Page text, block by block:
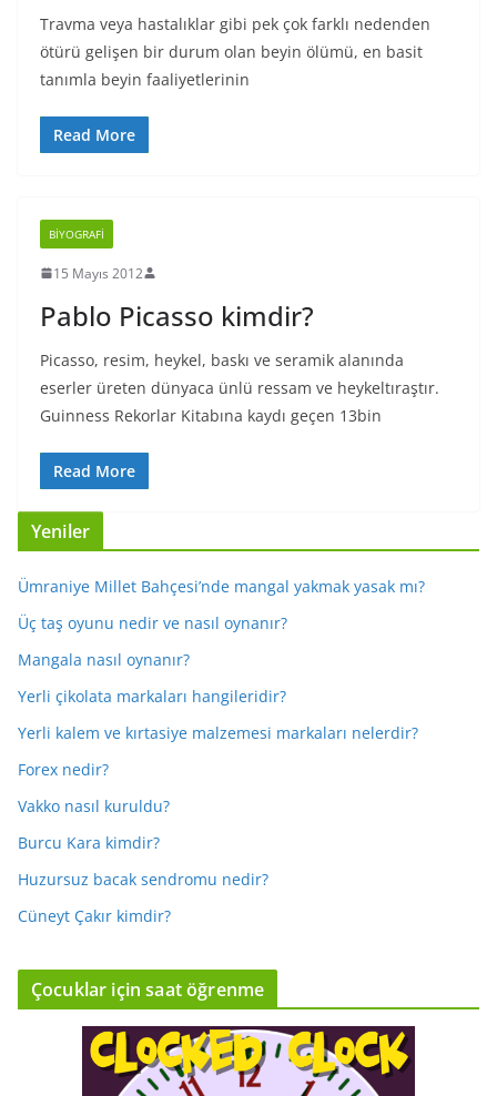
Travma veya hastalıklar gibi pek çok farklı nedenden
ötürü gelişen bir durum olan beyin ölümü, en basit
tanımla beyin faaliyetlerinin
Read More
BIYOGRAFI
15 Mayıs 2012
Pablo Picasso kimdir?
Picasso, resim, heykel, baskı ve seramik alanında
eserler üreten dünyaca ünlü ressam ve heykeltıraştır.
Guinness Rekorlar Kitabına kaydı geçen 13bin
Read More
Yeniler
Ümraniye Millet Bahçesi’nde mangal yakmak yasak mı?
Üç taş oyunu nedir ve nasıl oynanır?
Mangala nasıl oynanır?
Yerli çikolata markaları hangileridir?
Yerli kalem ve kırtasiye malzemesi markaları nelerdir?
Forex nedir?
Vakko nasıl kuruldu?
Burcu Kara kimdir?
Huzursuz bacak sendromu nedir?
Cüneyt Çakır kimdir?
Çocuklar için saat öğrenme